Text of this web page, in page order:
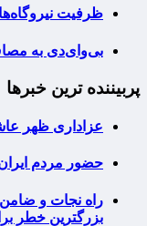
ظرفیت
بی‌وای‌دی به
پربیننده ترین خبرها
عزاداری ظهر
حضور مردم
راه نجات و
بزرگترین خطر